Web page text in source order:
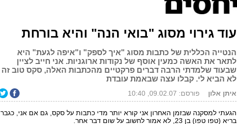
עוד גירוי מסוג "בואי הנה" והיא בורחת
הנטייה הכללית של כתבות מסוג "איך לספק" ו"איפה לגעת" היא
לתאר את האשה כמעין אוסף של נקודות ארוגניות. אני חייב לציין
שבעוד שלמדתי הרבה דברים פרקטיים מהכתבות האלה, סקס טוב זה
לא הביא לי. קבלו עצה שבאמת עובדת
איתן אלון פורסם: 09.02.07, 10:40
הגעתי למסקנה שבזמן האחרון אני קורא יותר מדי כתבות על סקס, גם אם אני, כגבר
בריא (טפו טפו) בן 23, לא אמור לחשוב על שום דבר אחר.